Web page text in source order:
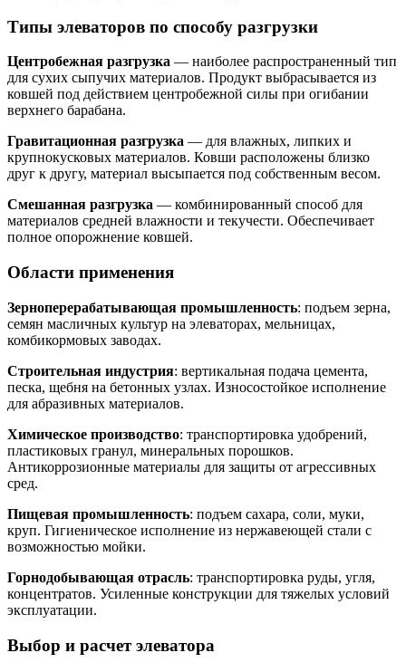
Типы элеваторов по способу разгрузки
Центробежная разгрузка — наиболее распространенный тип
для сухих сыпучих материалов. Продукт выбрасывается из
ковшей под действием центробежной силы при огибании
верхнего барабана.
Гравитационная разгрузка — для влажных, липких и
крупнокусковых материалов. Ковши расположены близко
друг к другу, материал высыпается под собственным весом.
Смешанная разгрузка — комбинированный способ для
материалов средней влажности и текучести. Обеспечивает
полное опорожнение ковшей.
Области применения
Зерноперерабатывающая промышленность: подъем зерна,
семян масличных культур на элеваторах, мельницах,
комбикормовых заводах.
Строительная индустрия: вертикальная подача цемента,
песка, щебня на бетонных узлах. Износостойкое исполнение
для абразивных материалов.
Химическое производство: транспортировка удобрений,
пластиковых гранул, минеральных порошков.
Антикоррозионные материалы для защиты от агрессивных
сред.
Пищевая промышленность: подъем сахара, соли, муки,
круп. Гигиеническое исполнение из нержавеющей стали с
возможностью мойки.
Горнодобывающая отрасль: транспортировка руды, угля,
концентратов. Усиленные конструкции для тяжелых условий
эксплуатации.
Выбор и расчет элеватора